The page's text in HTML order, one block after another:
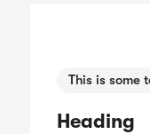
This is some
Heading